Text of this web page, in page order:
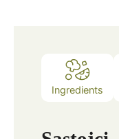
Ingredients